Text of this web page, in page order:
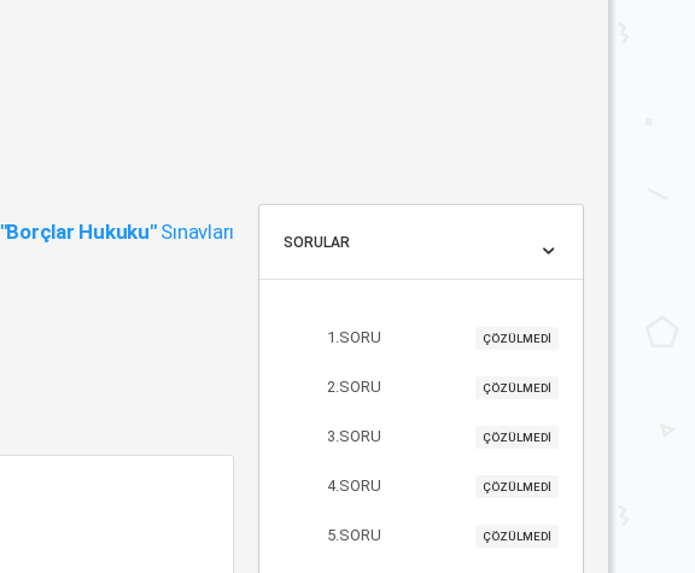
"Borçlar Hukuku"Sınavları SORULAR
1.SORU ÇÖZÜLMEDİ
2.SORU ÇÖZÜLMEDİ
3.SORU ÇÖZÜLMEDİ
4.SORU ÇÖZÜLMEDİ
5.SORU ÇÖZÜLMEDİ